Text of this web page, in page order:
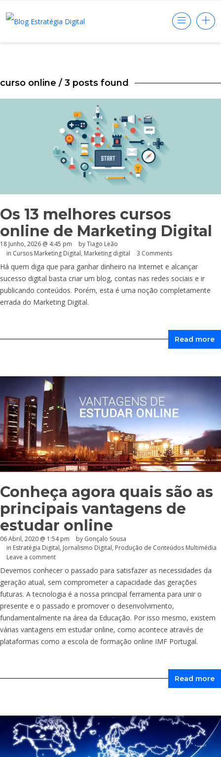
curso online / 3 posts found
Os 13 melhores cursos
online de Marketing Digital
18 Junho, 2026 @ 4:45 pm
by Tiago Leão
in Cursos Marketing Digital, Marketing digital 3 Comments
Há quem diga que para ganhar dinheiro na Internet e alcançar
sucesso digital basta criar um blog, contas nas redes sociais e ir
publicando conteúdos. Porém, esta é uma noção completamente
errada do Marketing Digital.
Read more
Conheça agora quais são as
principais vantagens de
estudar online
06 Abril, 2020 @ 1:54 pm by Gonçalo Sousa
in Estratégia Digital, Jornalismo Digital, Produção de Conteúdos Multimédia
Leave a comment
Devemos conhecer o passado para satisfazer as necessidades da
geração atual, sem comprometer a capacidade das gerações
futuras. A tecnologia é a nossa principal ferramenta para unir o
presente e o passado e promover o desenvolvimento,
fundamentalmente na área da Educação. Por isso mesmo, existem
várias vantagens em estudar online, como acontece através de
plataformas como a escola de formação online IMF Portugal.
Read more